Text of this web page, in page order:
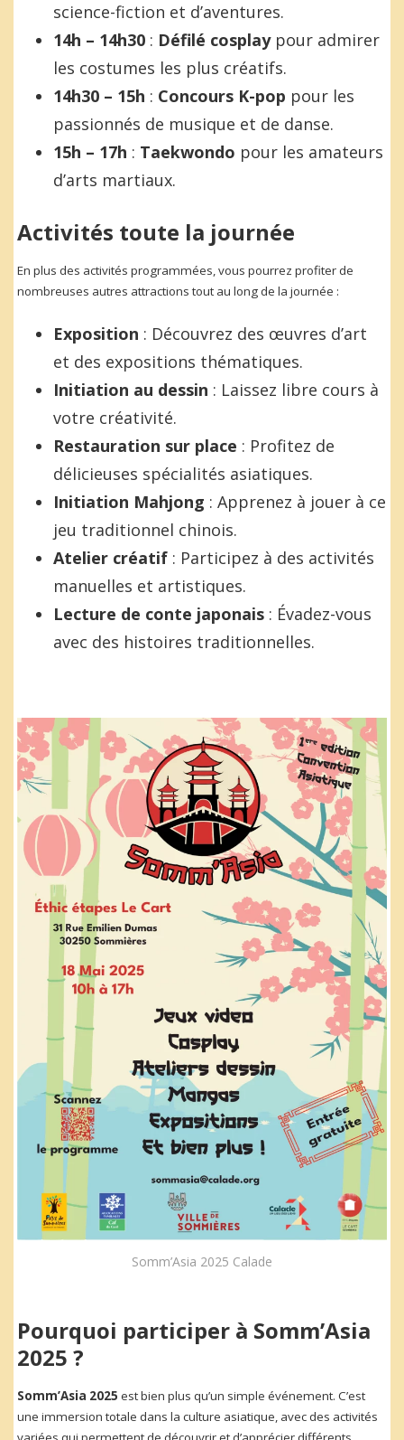
science-fiction et d’aventures.
14h – 14h30 : Défilé cosplaypour admirer
les costumes les plus créatifs.
14h30 – 15h : Concours K-pop pour les
passionnés de musique et de danse.
15h – 17h : Taekwondo pour les amateurs
d’arts martiaux.
Activités toute la journée
En plus des activités programmées, vous pourrez profiter de
nombreuses autres attractions tout au long de la journée :
Exposition : Découvrez des œuvres d’art
et des expositions thématiques.
Initiation au dessin : Laissez libre cours à
votre créativité.
Restauration sur place : Profitez de
délicieuses spécialités asiatiques.
Initiation Mahjong : Apprenez à jouer à ce
jeu traditionnel chinois.
Atelier créatif : Participez à des activités
manuelles et artistiques.
Lecture de conte japonais : Évadez-vous
avec des histoires traditionnelles.
Somm’Asia 2025 Calade
Pourquoi participer à Somm’Asia
2025 ?
Somm’Asia 2025 est bien plus qu’un simple événement. C’est
une immersion totale dans la culture asiatique, avec des activités